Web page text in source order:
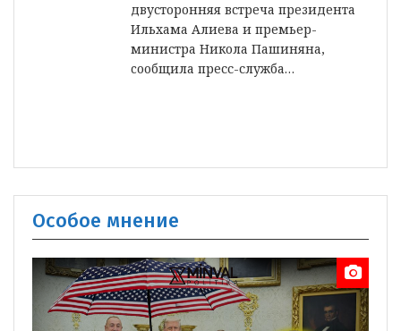
двусторонняя встреча президента
Ильхама Алиева и премьер-
министра Никола Пашиняна,
cообщила пресс-служба…
Особое мнение